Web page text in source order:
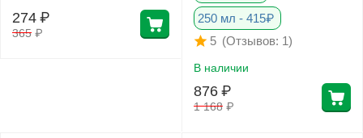
365 ₽
274 ₽
250 мл - 415₽
(Отзывов: 1)
5
В наличии
1 168 ₽
876 ₽